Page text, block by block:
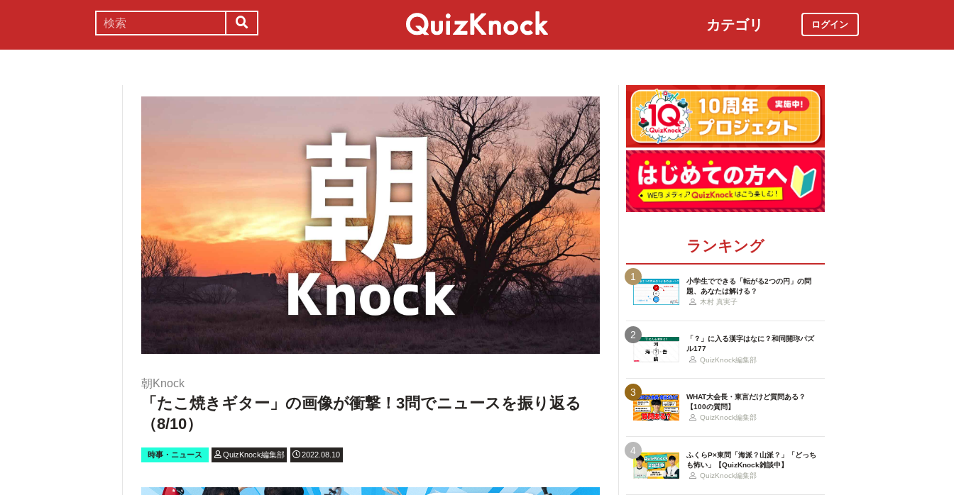
カテゴリ ログイン
朝Knock
「たこ焼きギター」の画像が衝撃！3問でニュースを振り返る
（8/10）
時事・ニュース QuizKnock編集部 2022.08.10
ランキング
1
小学生でできる「転がる2つの円」の問
題、あなたは解ける？
木村 真実子
2
「？」に入る漢字はなに？和同開珎パズ
ル177
QuizKnock編集部
3
WHAT大会長・東言だけど質問ある？
【100の質問】
QuizKnock編集部
4
ふくらP×東問「海派？山派？」「どっち
も怖い」【QuizKnock雑談中】
QuizKnock編集部